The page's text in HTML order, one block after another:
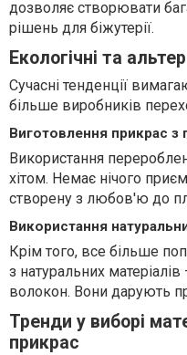
дозволяє створювати
рішень для біжутерії.
Екологічні та
Сучасні тенденції
більше виробників
Виготовлення прикрас з
Використання
хітом. Немає нічого
створену з любов'ю до
Використання
Крім того, все більше
з натуральних
волокон. Вони дарують
Тренди у виборі
прикрас